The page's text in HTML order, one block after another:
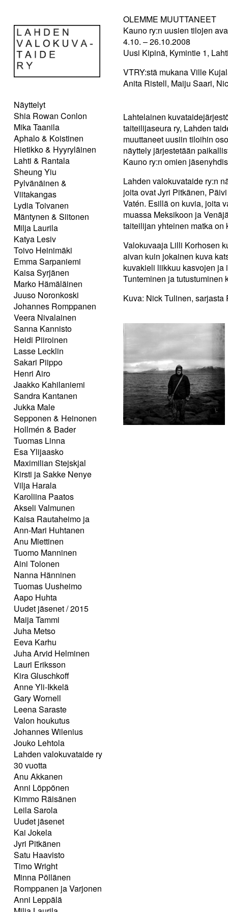
Näyttelyt
Shia Rowan Conlon
Mika Taanila
Aphalo & Koistinen
Hietikko & Hyyryläinen
Lahti & Rantala
Sheung Yiu
Pylvänäinen &
Viitakangas
Lydia Toivanen
Mäntynen & Siitonen
Milja Laurila
Katya Lesiv
Toivo Heinimäki
Emma Sarpaniemi
Kaisa Syrjänen
Marko Hämäläinen
Juuso Noronkoski
Johannes Romppanen
Veera Nivalainen
Sanna Kannisto
Heidi Piiroinen
Lasse Lecklin
Sakari Piippo
Henri Airo
Jaakko Kahilaniemi
Sandra Kantanen
Jukka Male
Sepponen & Heinonen
Hollmén & Bader
Tuomas Linna
Esa Ylijaasko
Maximilian Stejskjal
Kirsti ja Sakke Nenye
Vilja Harala
Karoliina Paatos
Akseli Valmunen
Kaisa Rautaheimo ja
Ann-Mari Huhtanen
Anu Miettinen
Tuomo Manninen
Aini Tolonen
Nanna Hänninen
Tuomas Uusheimo
Aapo Huhta
Uudet jäsenet / 2015
Maija Tammi
Juha Metso
Eeva Karhu
Juha Arvid Helminen
Lauri Eriksson
Kira Gluschkoff
Anne Yli-Ikkelä
Gary Wornell
Leena Saraste
Valon houkutus
Johannes Wilenius
Jouko Lehtola
Lahden valokuvataide ry
30 vuotta
Anu Akkanen
Anni Löppönen
Kimmo Räisänen
Leila Sarola
Uudet jäsenet
Kai Jokela
Jyri Pitkänen
Satu Haavisto
Timo Wright
Minna Pöllänen
Romppanen ja Varjonen
Anni Leppälä
OLEMME MUUTTANEET
Kauno ry:n uusien tilojen
4.10. – 26.10.2008
Uusi Kipinä, Kymintie 1,
VTRY:stä mukana Ville
Anita Ristell, Maiju Saari,
Lahtelainen
taiteilijaseura ry, Lahden
muuttaneet uusiin tiloihin
näyttely järjestetään
Kauno ry:n omien
Lahden valokuvataide ry:n
joita ovat Jyri Pitkänen,
Vatén. Esillä on kuvia, joita
muassa Meksikoon ja
taiteilijan yhteinen matka on
Valokuvaaja Lilli Korhosen
aivan kuin jokainen kuva
kuvakieli liikkuu kasvojen ja
Tunteminen ja tutustuminen
Kuva: Nick Tulinen, sarjasta